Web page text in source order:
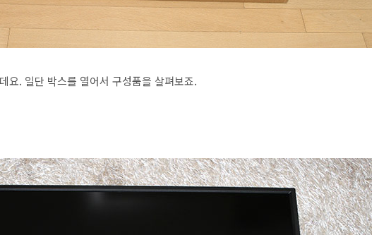
요. 일단 박스를 열어서 구성품을 살펴보죠.